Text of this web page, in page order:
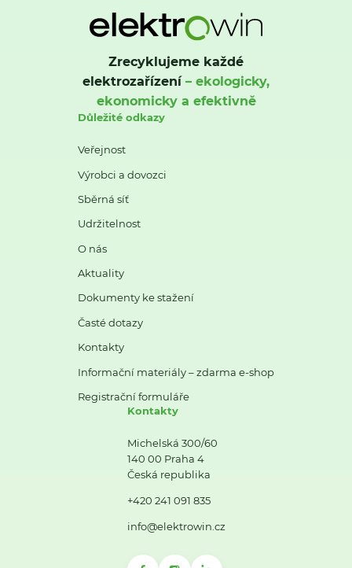
Zrecyklujeme každé
elektrozařízení– ekologicky,
ekonomicky a efektivně
Důležité odkazy
Veřejnost
Výrobci a dovozci
Sběrná síť
Udržitelnost
O nás
Aktuality
Dokumenty ke stažení
Časté dotazy
Kontakty
Informační materiály – zdarma e-shop
Registrační formuláře
Kontakty
Michelská 300/60
140 00 Praha 4
Česká republika
+420 241 091 835
info@elektrowin.cz